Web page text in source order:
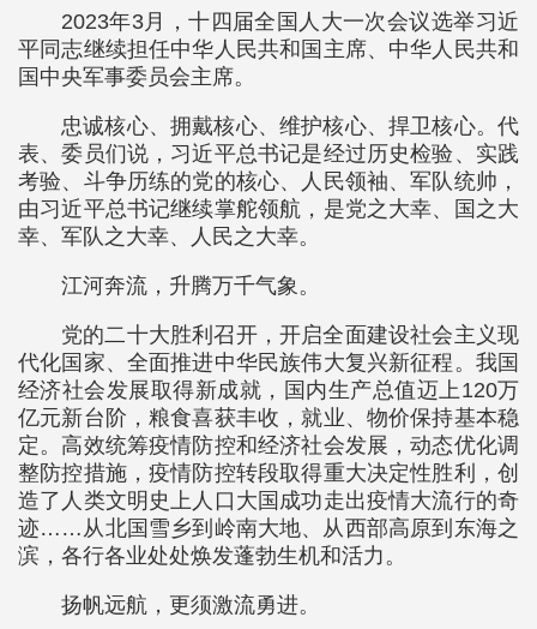
2023年3月，十四届全国人大一次会议选举习近
平同志继续担任中华人民共和国主席、中华人民共和
国中央军事委员会主席。
忠诚核心、拥戴核心、维护核心、捍卫核心。代
表、委员们说，习近平总书记是经过历史检验、实践
考验、斗争历练的党的核心、人民领袖、军队统帅，
由习近平总书记继续掌舵领航，是党之大幸、国之大
幸、军队之大幸、人民之大幸。
江河奔流，升腾万千气象。
党的二十大胜利召开，开启全面建设社会主义现
代化国家、全面推进中华民族伟大复兴新征程。我国
经济社会发展取得新成就，国内生产总值迈上120万
亿元新台阶，粮食喜获丰收，就业、物价保持基本稳
定。高效统筹疫情防控和经济社会发展，动态优化调
整防控措施，疫情防控转段取得重大决定性胜利，创
造了人类文明史上人口大国成功走出疫情大流行的奇
迹……从北国雪乡到岭南大地、从西部高原到东海之
滨，各行各业处处焕发蓬勃生机和活力。
扬帆远航，更须激流勇进。